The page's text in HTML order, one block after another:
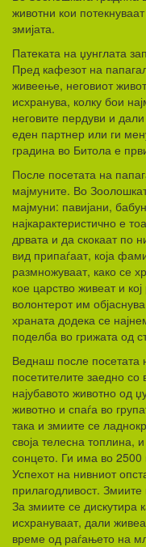
животни кои
змијата.
Патеката на џунглата
Пред кафезот на
живеење, неговиот
исхранува, колку бои
неговите пердуви и
еден партнер или ги
градина во Битола е
После посетата на
мајмуните. Во
мајмуни: павијани,
најкарактеристично е
дрвата и да скокаат по
вид припаѓаат, која
размножуваат, како се
кое царство живеат и
волонтерот им
храната додека се
поделба во грижата од
Веднаш после посетата
посетителите заедно со
најубавото животно од
животно и спаѓа во
така и змиите се
своја телесна топлина,
сонцето. Ги има во
Успехот на нивниот
прилагодливост.
За змиите се дискутира
исхрануваат, дали
време од раѓањето на